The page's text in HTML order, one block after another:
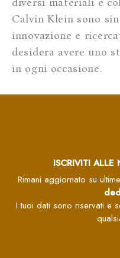
Calvin Klein sono
innovazione e
desidera avere uno
in ogni occasione.
ISCRIVITI ALLE
Rimani aggiornato su
I tuoi dati sono riservati e